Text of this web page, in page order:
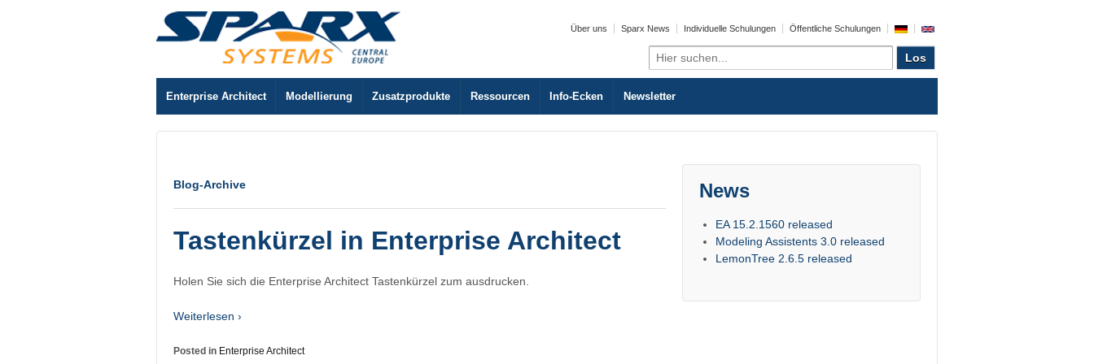
Über uns Sparx News Individuelle Schulungen Öffentliche Schulungen
Search
for:
Enterprise Architect Modellierung Zusatzprodukte Ressourcen Info-Ecken Newsletter
Blog-Archive
Tastenkürzel in Enterprise Architect
Holen Sie sich die Enterprise Architect Tastenkürzel zum ausdrucken.
Weiterlesen ›
Posted in Enterprise Architect
News
EA 15.2.1560 released
Modeling Assistents 3.0 released
LemonTree 2.6.5 released